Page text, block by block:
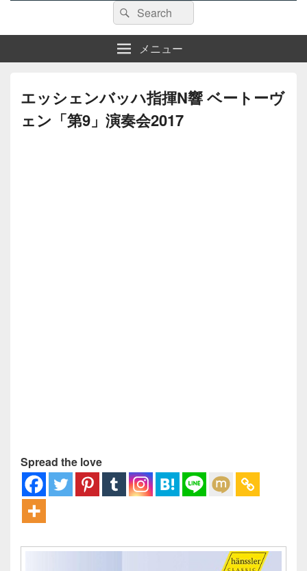
検
索:
検
索
メニュー
エッシェンバッハ指揮N響 ベートーヴ
ェン「第9」演奏会2017
Spread the love